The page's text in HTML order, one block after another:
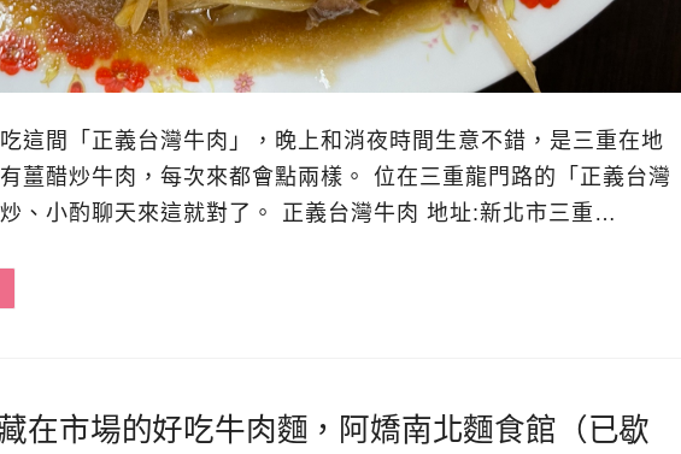
這間「正義台灣牛肉」，晚上和消夜時間生意不錯，是三重在地
薑醋炒牛肉，每次來都會點兩樣。 位在三重龍門路的「正義台灣
、小酌聊天來這就對了。 正義台灣牛肉 地址:新北市三重…
在市場的好吃牛肉麵，阿嬌南北麵食館（已歇